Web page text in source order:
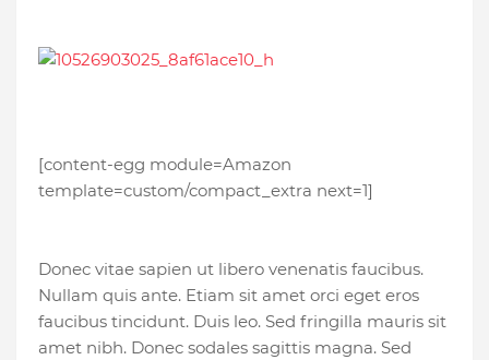
[content-egg module=Amazon
template=custom/compact_extra next=1]
Donec vitae sapien ut libero venenatis faucibus.
Nullam quis ante. Etiam sit amet orci eget eros
faucibus tincidunt. Duis leo. Sed fringilla mauris sit
amet nibh. Donec sodales sagittis magna. Sed